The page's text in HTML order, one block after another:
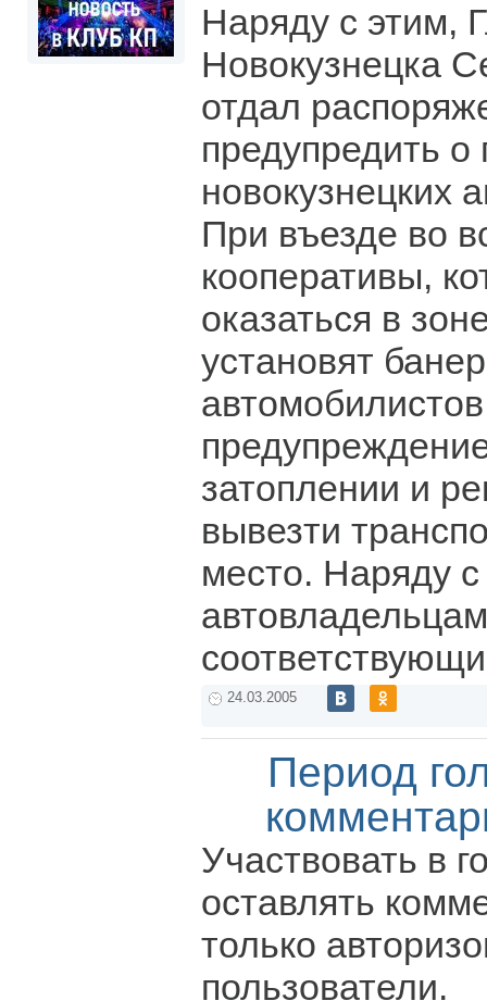
Наряду с этим,
Новокузнецка
отдал
предупредить о
новокузнецких
При въезде во
кооперативы,
оказаться в
установят
затоплении и
вывезти
место. Наряду
24.03.2005
Период
Участвовать в
оставлять
только
пользователи.